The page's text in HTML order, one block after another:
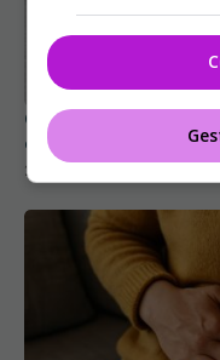
Ce nu știai despre
creierului
22 ian 2026, 13:29